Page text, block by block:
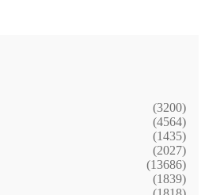
(3200)
(4564)
(1435)
(2027)
(13686)
(1839)